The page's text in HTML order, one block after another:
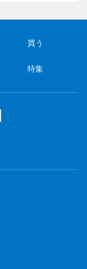
買う
特集